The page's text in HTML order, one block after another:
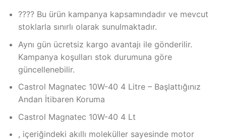
???? Bu ürün kampanya kapsamındadır ve mevcut
stoklarla sınırlı olarak sunulmaktadır.
Aynı gün ücretsiz kargo avantajı ile gönderilir.
Kampanya koşulları stok durumuna göre
güncellenebilir.
Castrol Magnatec 10W-40 4 Litre – Başlattığınız
Andan İtibaren Koruma
Castrol Magnatec 10W-40 4 Lt
, içeriğindeki akıllı moleküller sayesinde motor